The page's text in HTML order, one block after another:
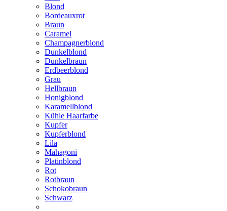
Blond
Bordeauxrot
Braun
Caramel
Champagnerblond
Dunkelblond
Dunkelbraun
Erdbeerblond
Grau
Hellbraun
Honigblond
Karamellblond
Kühle Haarfarbe
Kupfer
Kupferblond
Lila
Mahagoni
Platinblond
Rot
Rotbraun
Schokobraun
Schwarz